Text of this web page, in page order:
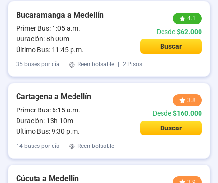
Bucaramanga a Medellín
Primer Bus: 1:05 a.m.
Duración: 8h 00m
Último Bus: 11:45 p.m.
4.1
Desde$62.000
Buscar
35 buses por día Reembolsable 2 Pisos
Cartagena a Medellín
Primer Bus: 6:15 a.m.
Duración: 13h 10m
Último Bus: 9:30 p.m.
3.8
Desde$160.000
Buscar
14 buses por día Reembolsable
Cúcuta a Medellín